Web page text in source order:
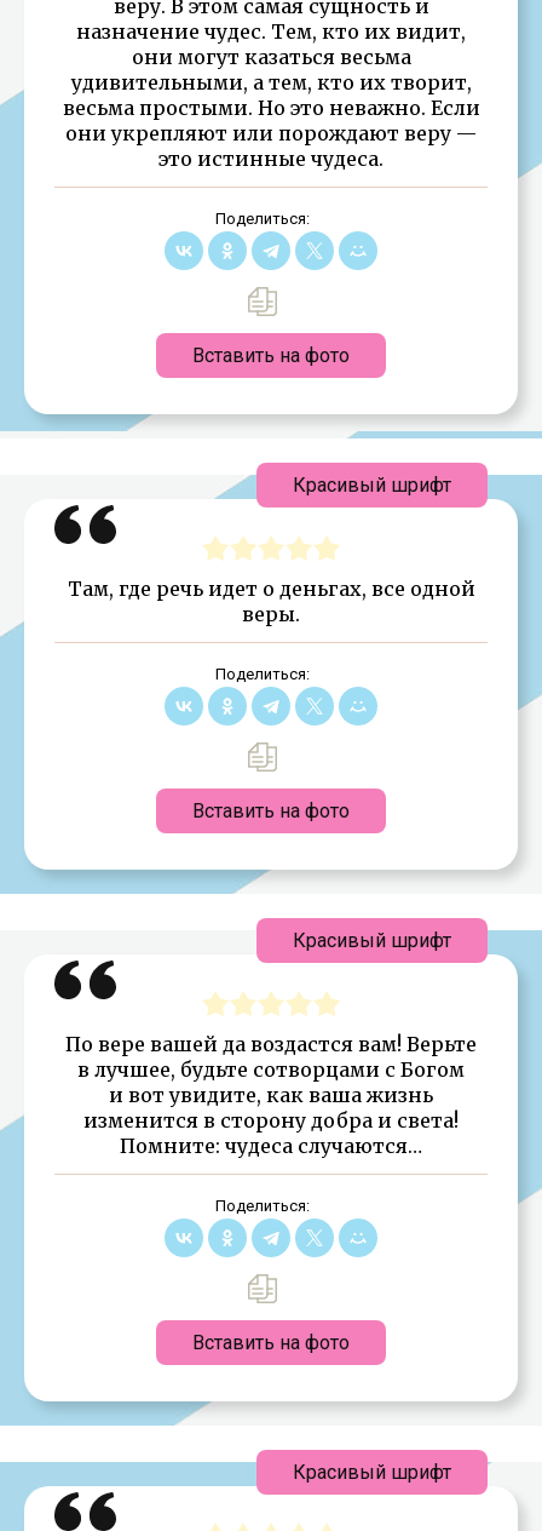
веру. В этом самая сущность и
назначение чудес. Тем, кто их видит,
они могут казаться весьма
удивительными, а тем, кто их творит,
весьма простыми. Но это неважно. Если
они укрепляют или порождают веру —
это истинные чудеса.
Поделиться:
Вставить на фото
Там, где речь идет о деньгах, все одной
веры.
Поделиться:
Вставить на фото
Красивый шрифт
По вере вашей да воздастся вам! Верьте
в лучшее, будьте сотворцами с Богом
и вот увидите, как ваша жизнь
изменится в сторону добра и света!
Помните: чудеса случаются…
Поделиться:
Вставить на фото
Красивый шрифт
Красивый шрифт